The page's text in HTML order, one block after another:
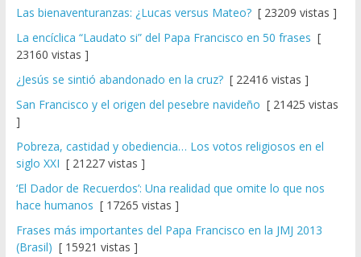
Las bienaventuranzas: ¿Lucas versus Mateo?[ 23209 vistas ]
La encíclica “Laudato si” del Papa Francisco en 50 frases [
23160 vistas ]
¿Jesús se sintió abandonado en la cruz?[ 22416 vistas ]
San Francisco y el origen del pesebre navideño [ 21425 vistas
]
Pobreza, castidad y obediencia… Los votos religiosos en el
siglo XXI [ 21227 vistas ]
‘El Dador de Recuerdos’: Una realidad que omite lo que nos
hace humanos [ 17265 vistas ]
Frases más importantes del Papa Francisco en la JMJ 2013
(Brasil) [ 15921 vistas ]